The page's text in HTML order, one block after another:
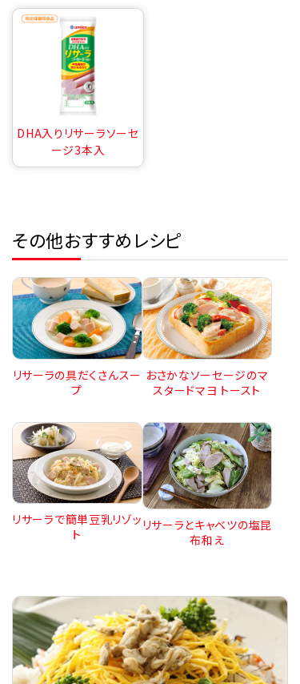
DHA入りリサーラソーセ
ージ3本入
その他おすすめレシピ
リサーラの具だくさんスー
プ
おさかなソーセージのマ
スタードマヨ トースト
リサーラで簡単豆乳リゾッ
ト
リサーラとキャベツの塩昆
布和え